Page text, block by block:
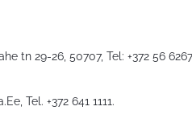
tn 29-26, 50707, Tel: +372 56
, Tel. +372 641 1111.